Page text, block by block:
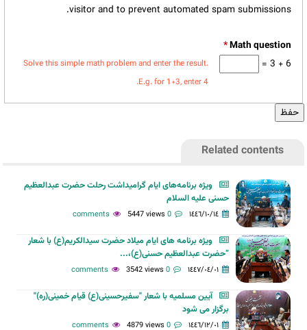
visitor and to prevent automated spam submissions.
*
6 + 3 =
Solve this simple math problem and enter the result.
E.g. for 1+3, enter 4.
Related contents
ویژه برنامه‌های ایام گرامیداشت رحلت حضرت عبدالعظیم
حسنی علیه السلام
١٤٤٦/١٠/١٤ 0 comments
5447 views
ویژه برنامه های ایام میلاد حضرت سیدالکریم(ع) با شعار
“حضرت عبدالعظیم حسنی(ع)،...
١٤٤٧/٠٤/٠١ 0 comments
3542 views
آیین مسلمیه با شعار "سفیرحسینی(ع) قیام خمینی(ره)"
برگزار می شود
١٤٤٦/١٢/٠١ 0 comments
4879 views